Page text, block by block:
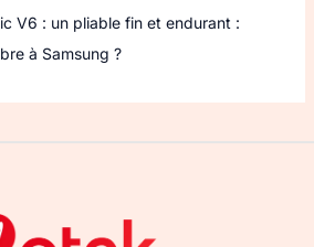
V6 : un pliable fin et endurant :
à Samsung ?